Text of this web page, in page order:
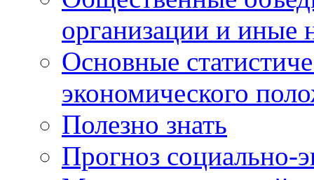
организации и иные
Основные
экономического
Полезно знать
Прогноз социально-